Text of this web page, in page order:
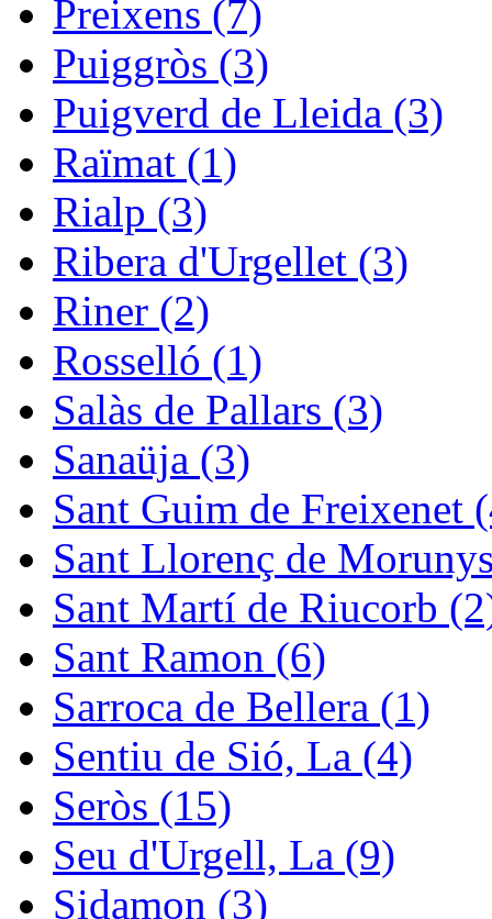
Preixens (7)
Puiggròs (3)
Puigverd de Lleida (3)
Raïmat (1)
Rialp (3)
Ribera d'Urgellet (3)
Riner (2)
Rosselló (1)
Salàs de Pallars (3)
Sanaüja (3)
Sant Guim de Freixenet
Sant Llorenç de
Sant Martí de Riucorb
Sant Ramon (6)
Sarroca de Bellera (1)
Sentiu de Sió, La (4)
Seròs (15)
Seu d'Urgell, La (9)
Sidamon (3)